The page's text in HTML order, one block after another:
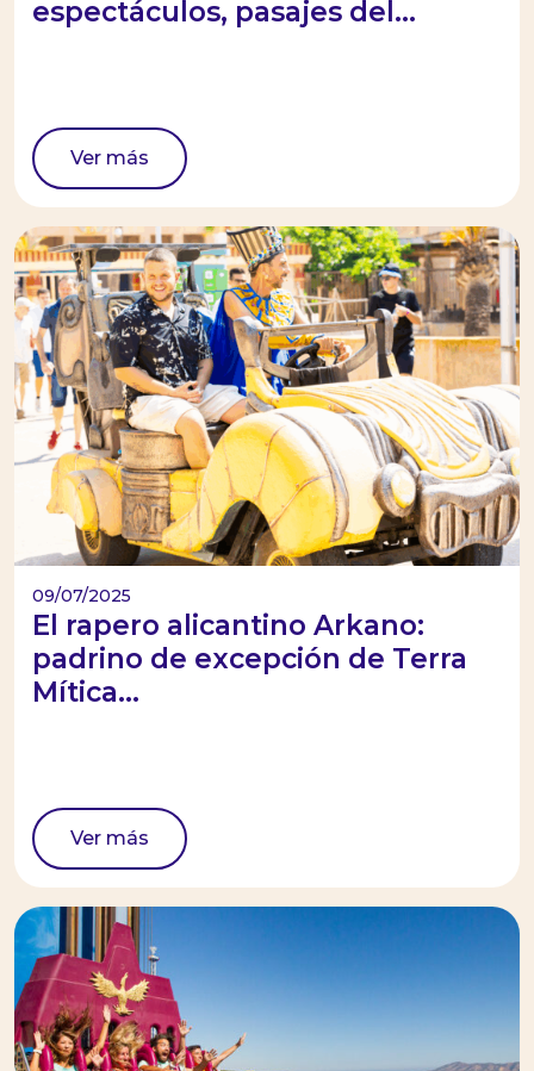
espectáculos, pasajes del...
Ver más
09/07/2025
El rapero alicantino Arkano:
padrino de excepción de Terra
Mítica...
Ver más